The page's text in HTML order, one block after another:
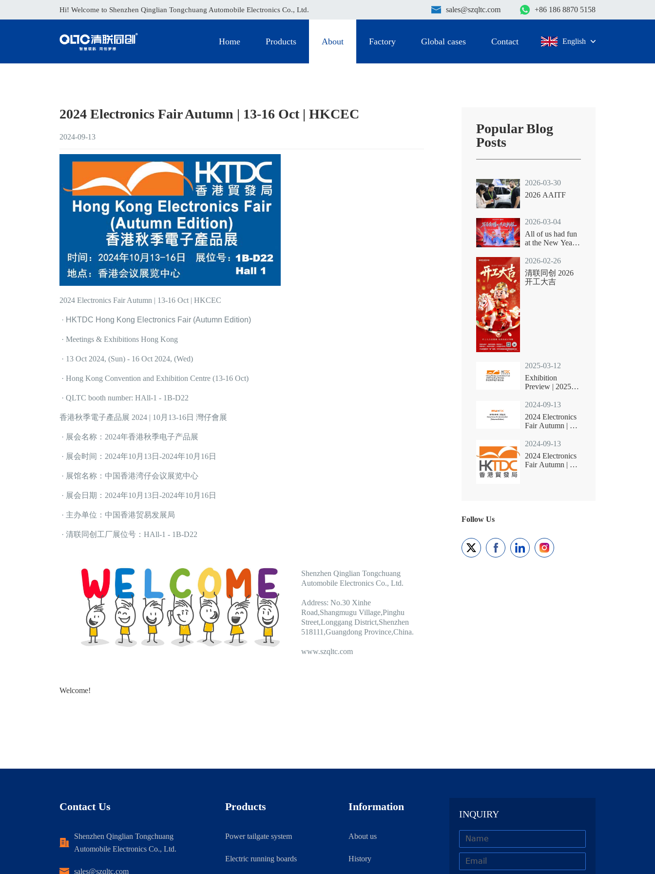
Hi! Welcome to Shenzhen Qinglian Tongchuang Automobile Electronics Co., Ltd. sales@szqltc.com +86 186 8870 5158
Home Products About Factory Global cases Contact English
2024 Electronics Fair Autumn | 13-16 Oct | HKCEC
2024-09-13
2024 Electronics Fair Autumn | 13-16 Oct | HKCEC
· HKTDC Hong Kong Electronics Fair (Autumn Edition)
· Meetings & Exhibitions Hong Kong
· 13 Oct 2024, (Sun) - 16 Oct 2024, (Wed)
· Hong Kong Convention and Exhibition Centre (13-16 Oct)
· QLTC booth number: HAll-1 - 1B-D22
香港秋季電子產品展 2024 | 10月13-16日 灣仔會展
· 展会名称：2024年香港秋季电子产品展
· 展会时间：2024年10月13日-2024年10月16日
· 展馆名称：中国香港湾仔会议展览中心
· 展会日期：2024年10月13日-2024年10月16日
· 主办单位：中国香港贸易发展局
· 清联同创工厂展位号：HAll-1 - 1B-D22
Shenzhen Qinglian Tongchuang
Automobile Electronics Co., Ltd.
Address: No.30 Xinhe
Road,Shangmugu Village,Pinghu
Street,Longgang District,Shenzhen
518111,Guangdong Province,China.
www.szqltc.com
Welcome!
Popular Blog
Posts
2026-03-30
2026 AAITF
2026-03-04
All of us had fun
at the New Year
2026-02-26
清联同创 2026
开工大吉
2025-03-12
Exhibition
Preview | 2025
Electronics Fair
(Spring Edi...
2024-09-13
2024 Electronics
Fair Autumn | 13-
2024-09-13
2024 Electronics
Fair Autumn | 13-
Follow Us
Contact Us
Shenzhen Qinglian Tongchuang
Automobile Electronics Co., Ltd.
sales@szqltc.com
Products
Power tailgate system
Electric running boards
Information
About us
History
INQUIRY